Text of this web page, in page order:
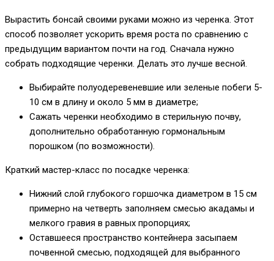
Вырастить бонсай своими руками можно из черенка. Этот
способ позволяет ускорить время роста по сравнению с
предыдущим вариантом почти на год. Сначала нужно
собрать подходящие черенки. Делать это лучше весной.
Выбирайте полуодеревеневшие или зеленые побеги 5-
10 см в длину и около 5 мм в диаметре;
Сажать черенки необходимо в стерильную почву,
дополнительно обработанную гормональным
порошком (по возможности).
Краткий мастер-класс по посадке черенка:
Нижний слой глубокого горшочка диаметром в 15 см
примерно на четверть заполняем смесью акадамы и
мелкого гравия в равных пропорциях;
Оставшееся пространство контейнера засыпаем
почвенной смесью, подходящей для выбранного